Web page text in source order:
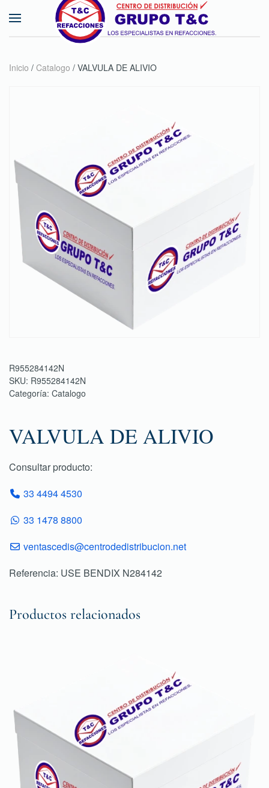
Skip to main content
Inicio / Catalogo / VALVULA DE ALIVIO
R955284142N
SKU: R955284142N
Categoría: Catalogo
VALVULA DE ALIVIO
Consultar producto:
33 4494 4530
33 1478 8800
ventascedis@centrodedistribucion.net
Referencia: USE BENDIX N284142
Productos relacionados